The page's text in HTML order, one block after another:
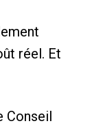
réel. Et
Conseil